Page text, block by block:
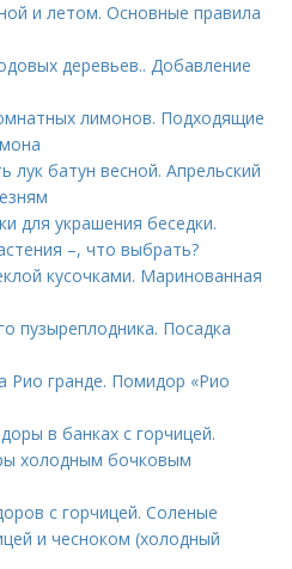
и летом. Основные правила
деревьев.. Добавление
лимонов. Подходящие
лук батун весной. Апрельский
для украшения беседки.
–, что выбрать?
кусочками. Маринованная
пузыреплодника. Посадка
Рио гранде. Помидор «Рио
в банках с горчицей.
холодным бочковым
с горчицей. Соленые
и чесноком (холодный